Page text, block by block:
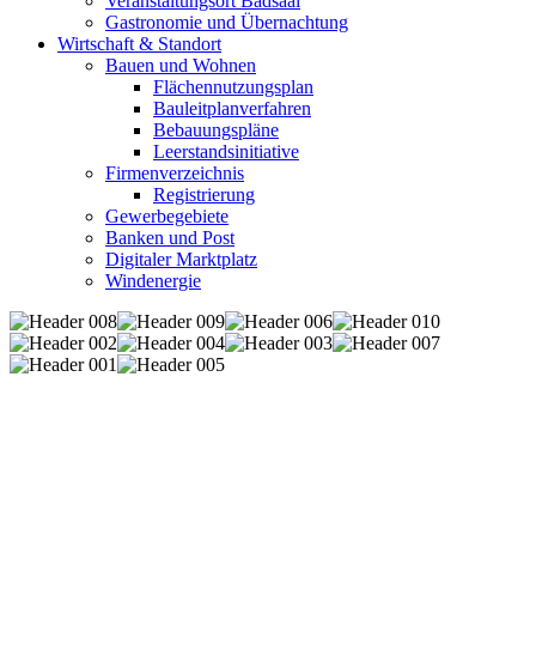
Gastronomie und Übernachtung
Wirtschaft & Standort
Bauen und Wohnen
Flächennutzungsplan
Bauleitplanverfahren
Bebauungspläne
Leerstandsinitiative
Firmenverzeichnis
Registrierung
Gewerbegebiete
Banken und Post
Digitaler Marktplatz
Windenergie